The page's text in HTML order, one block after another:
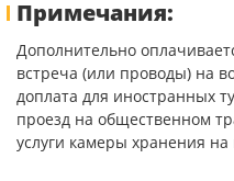
Примечания:
Дополнительно
встреча (или проводы) на
доплата для иностранных
проезд на общественном
услуги камеры хранения на